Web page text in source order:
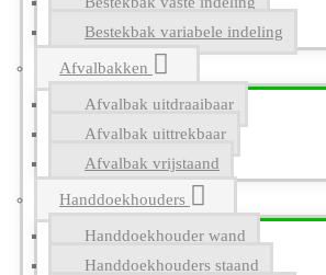
Bestekbak variabele indeling
Afvalbakken
Afvalbak uitdraaibaar
Afvalbak uittrekbaar
Afvalbak vrijstaand
Handdoekhouders
Handdoekhouder wand
Handdoekhouders staand